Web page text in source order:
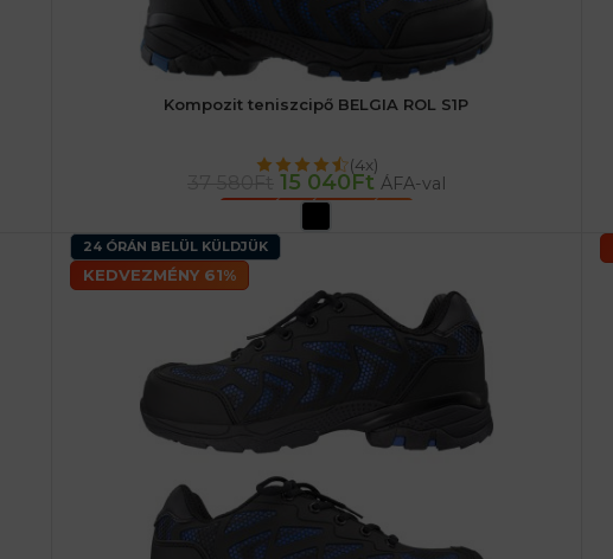
Kompozit teniszcipő BELGIA ROL S1P
(4x)
15 040Ft ÁFA-val
OPCIÓK VÁLASZTÁSA
24 ÓRÁN BELÜL KÜLDJÜK
KEDVEZMÉNY 61%